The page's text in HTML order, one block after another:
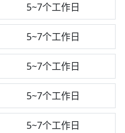
5~7个工作日
5~7个工作日
5~7个工作日
5~7个工作日
5~7个工作日